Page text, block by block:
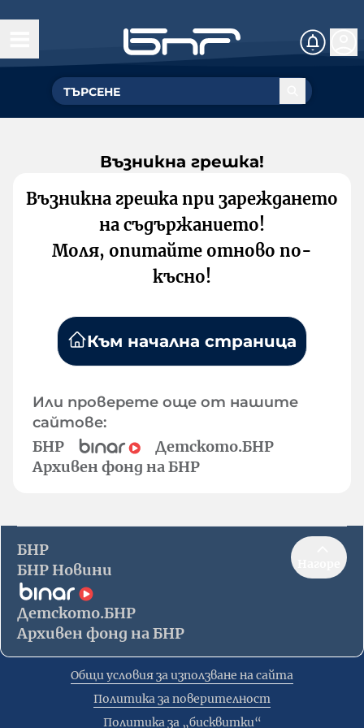
Възникна грешка!
Възникна грешка при зареждането
на съдържанието!
Моля, опитайте отново по-
късно!
Към начална страница
Или проверете още от нашите
сайтове:
БНР
Детското.БНР
Архивен фонд на БНР
БНР
БНР Новини
Детското.БНР
Архивен фонд на БНР
Общи условия за използване на сайта
Политика за поверителност
Политика за „бисквитки“